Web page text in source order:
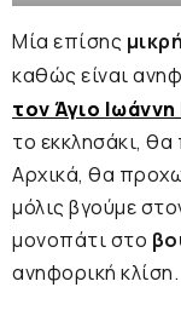
Μία επίσης
καθώς είναι
τον Άγιο
το εκκλησάκι,
Αρχικά, θα
μόλις βγούμε
μονοπάτι στο
ανηφορική κλίση.